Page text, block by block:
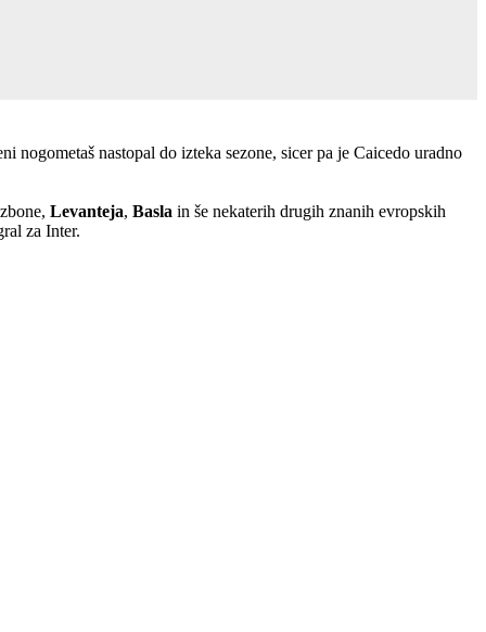
nogometaš nastopal do izteka sezone, sicer pa je Caicedo uradno
Levanteja, Basla in še nekaterih drugih znanih evropskih
za Inter.